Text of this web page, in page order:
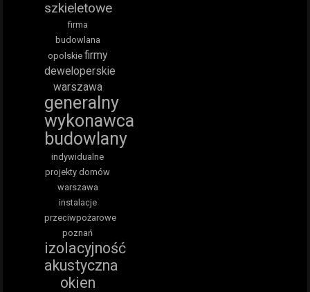
szkieletowe
firma
budowlana
opolskie firmy
deweloperskie
warszawa
generalny
wykonawca
budowlany
indywidualne
projekty domów
warszawa
instalacje
przeciwpożarowe
poznań
izolacyjność
akustyczna
okien